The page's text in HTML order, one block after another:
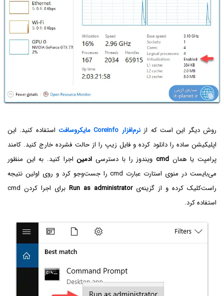
روش دیگر این است که ازنرم‌افزار CoreInfo مایکروسافت
استفاده کنید. این
اپلیکیشن ساده را دانلود کرده و فایل زیپ را از حالت فشرده خارج کنید. کامند
پرامپت یا همانcmd ویندوز را با دسترسی ادمیناجرا کنید. به این منظور
می‌بایست در منوی استارت عبارت cmd‌ را جست‌وجو کرد و روی اولین نتیجه
راست‌کلیک کرده و از گزینه‌یRun as administrator
برای اجرا کردن cmd
استفاده کرد.